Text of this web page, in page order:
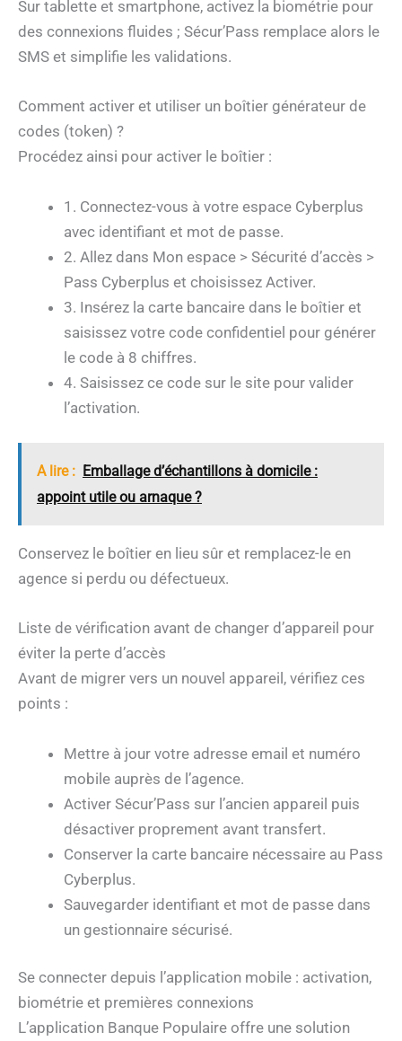
Sur tablette et smartphone, activez la biométrie pour
des connexions fluides ; Sécur’Pass remplace alors le
SMS et simplifie les validations.
Comment activer et utiliser un boîtier générateur de
codes (token) ?
Procédez ainsi pour activer le boîtier :
1. Connectez-vous à votre espace Cyberplus
avec identifiant et mot de passe.
2. Allez dans Mon espace > Sécurité d’accès >
Pass Cyberplus et choisissez Activer.
3. Insérez la carte bancaire dans le boîtier et
saisissez votre code confidentiel pour générer
le code à 8 chiffres.
4. Saisissez ce code sur le site pour valider
l’activation.
A lire : Emballage d’échantillons à domicile :
appoint utile ou arnaque ?
Conservez le boîtier en lieu sûr et remplacez-le en
agence si perdu ou défectueux.
Liste de vérification avant de changer d’appareil pour
éviter la perte d’accès
Avant de migrer vers un nouvel appareil, vérifiez ces
points :
Mettre à jour votre adresse email et numéro
mobile auprès de l’agence.
Activer Sécur’Pass sur l’ancien appareil puis
désactiver proprement avant transfert.
Conserver la carte bancaire nécessaire au Pass
Cyberplus.
Sauvegarder identifiant et mot de passe dans
un gestionnaire sécurisé.
Se connecter depuis l’application mobile : activation,
biométrie et premières connexions
L’application Banque Populaire offre une solution